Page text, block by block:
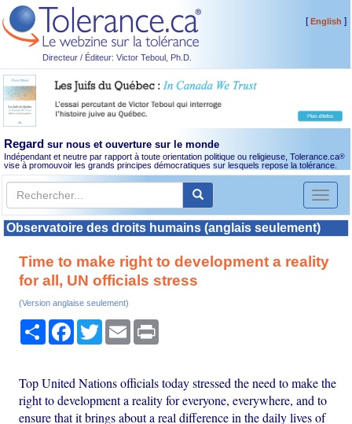
Directeur / Éditeur: Victor Teboul, Ph.D.
[English ]
Regard sur nous et ouverture sur le monde
Indépendant et neutre par rapport à toute orientation politique ou religieuse, Tolerance.ca®
vise à promouvoir les grands principes démocratiques sur lesquels repose la tolérance.
Toggle
Observatoire des droits humains (anglais seulement)
Time to make right to development a reality
for all, UN officials stress
(Version anglaise seulement)
PartagerFacebook
TwitterEmail
Top United Nations officials today stressed the need to make the
right to development a reality for everyone, everywhere, and to
ensure that it brings about a real difference in the daily lives of